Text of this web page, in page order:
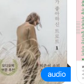
상에 문학을, 철학
래 골몰해온 그의
은 진실들/그런 걸,
으로/ 믿음을 지우
/[그러나 욕심을 부
불꽃이 만든/한 개